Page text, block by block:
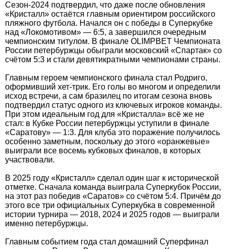
Сезон-2024 подтвердил, что даже после обновления
«Кристалл» остаётся главным ориентиром российского
пляжного футбола. Начался он с победы в Суперкубке
над «Локомотивом» — 6:5, а завершился очередным
чемпионским титулом. В финале OLIMPBET Чемпионата
России петербуржцы обыграли московский «Спартак» со
счётом 5:3 и стали девятикратными чемпионами страны.
Главным героем чемпионского финала стал Родриго,
оформивший хет-трик. Его голы во многом и определили
исход встречи, а сам бразилец по итогам сезона вновь
подтвердил статус одного из ключевых игроков команды.
При этом идеальным год для «Кристалла» всё же не
стал: в Кубке России петербуржцы уступили в финале
«Саратову» — 1:3. Для клуба это поражение получилось
особенно заметным, поскольку до этого «оранжевые»
выиграли все восемь кубковых финалов, в которых
участвовали.
В 2025 году «Кристалл» сделал один шаг к исторической
отметке. Сначала команда выиграла Суперкубок России,
на этот раз победив «Саратов» со счётом 5:4. Причём до
этого все три официальных Суперкубка в современной
истории турнира — 2018, 2024 и 2025 годов — выиграли
именно петербуржцы.
Главным событием года стал домашний Суперфинал